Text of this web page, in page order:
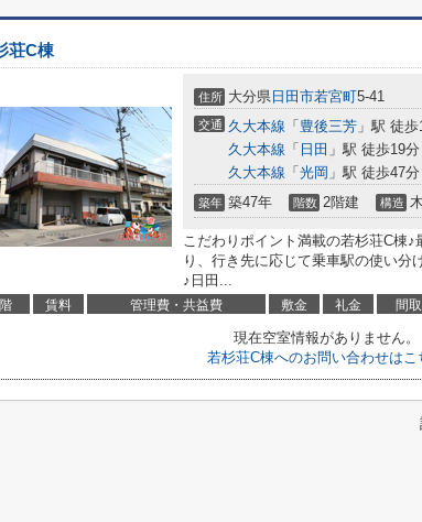
荘C棟
住所 大分県 日田市若宮町5-41
交通 久大本線 「 豊後三芳 」駅 徒歩
久大本線 「 日田 」駅 徒歩19分
久大本線 「 光岡 」駅 徒歩47分
築年 築47年 階数 2階建 構造
こだわりポイント満載の若杉荘C棟
り、行き先に応じて乗車駅の使い分
♪日田...
賃料 管理費・共益費 敷金 礼金 間
現在空室情報がありません。
若杉荘C棟へのお問い合わせはこ